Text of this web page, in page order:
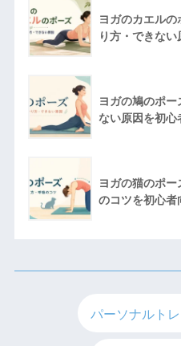
ヨガのカエル
り方・できな
ヨガの鳩のポ
ない原因を初心
ヨガの猫のポ
のコツを初心者
パーソナルト